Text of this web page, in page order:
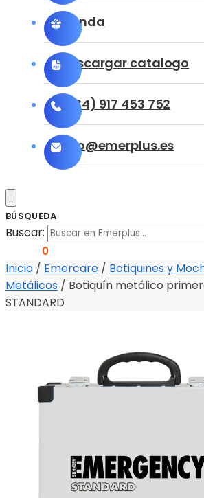
Tienda
Descargar catalogo
(+34) 917 453 752
info@emerplus.es
BÚSQUEDA
Buscar:
0
Inicio / Emercare / Botiquines y
Metálicos / Botiquín metálico
STANDARD